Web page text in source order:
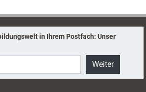
in Ihrem Postfach: Unser
Weiter